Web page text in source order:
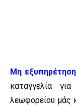
Μη
καταγγελία
λεωφορείου μάς